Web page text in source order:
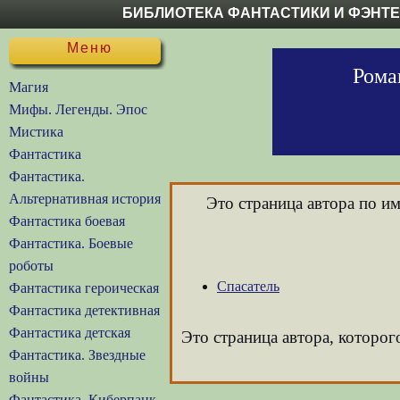
БИБЛИОТЕКА ФАНТАСТИКИ И
Меню
Магия
Мифы. Легенды. Эпос
Мистика
Фантастика
Фантастика.
Альтернативная история
Фантастика боевая
Фантастика. Боевые
роботы
Фантастика героическая
Фантастика детективная
Фантастика детская
Фантастика. Звездные
войны
Это страница автора по
Спасатель
Это страница автора,